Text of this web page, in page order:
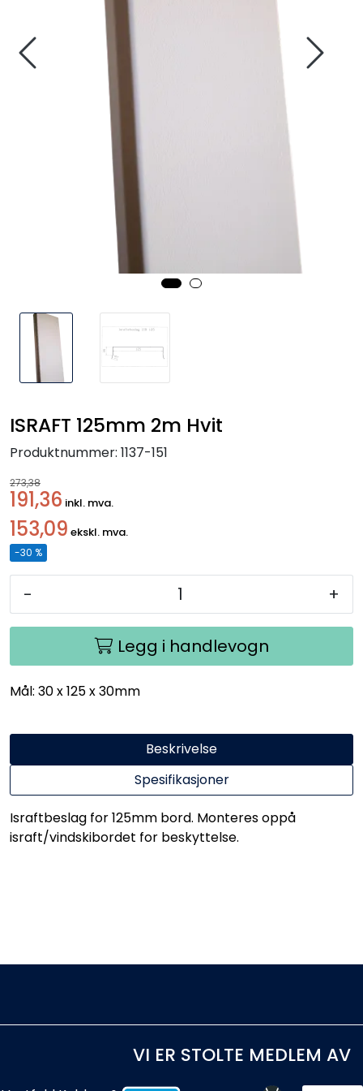
ISRAFT 125mm 2m Hvit
Produktnummer: 1137-151
273,38
191,36 inkl. mva.
153,09 ekskl. mva.
-30 %
- +
Legg i handlevogn
Mål: 30 x 125 x 30mm
Beskrivelse
Spesifikasjoner
Israftbeslag for 125mm bord. Monteres oppå
israft/vindskibordet for beskyttelse.
VI ER STOLTE MEDLEM AV
Kunngjøringer!